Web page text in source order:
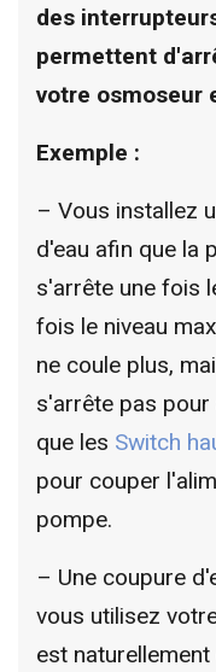
des
permettent
votre osmoseur
Exemple :
– Vous installez
d'eau afin que la
s'arrête une fois
fois le niveau
ne coule plus,
s'arrête pas pour
que les Switch
pour couper
pompe.
– Une coupure
vous utilisez
est